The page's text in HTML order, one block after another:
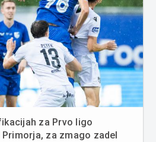
za Prvo ligo
za zmago zadel